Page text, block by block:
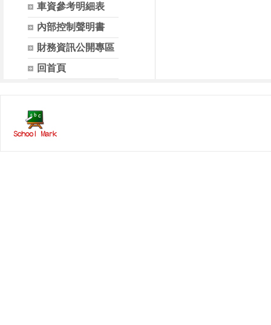
車資參考明細表
內部控制聲明書
財務資訊公開專區
回首頁